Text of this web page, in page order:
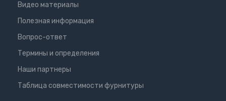
Видео материалы
Полезная информация
Вопрос-ответ
Термины и определения
Наши партнеры
Таблица совместимости фурнитуры